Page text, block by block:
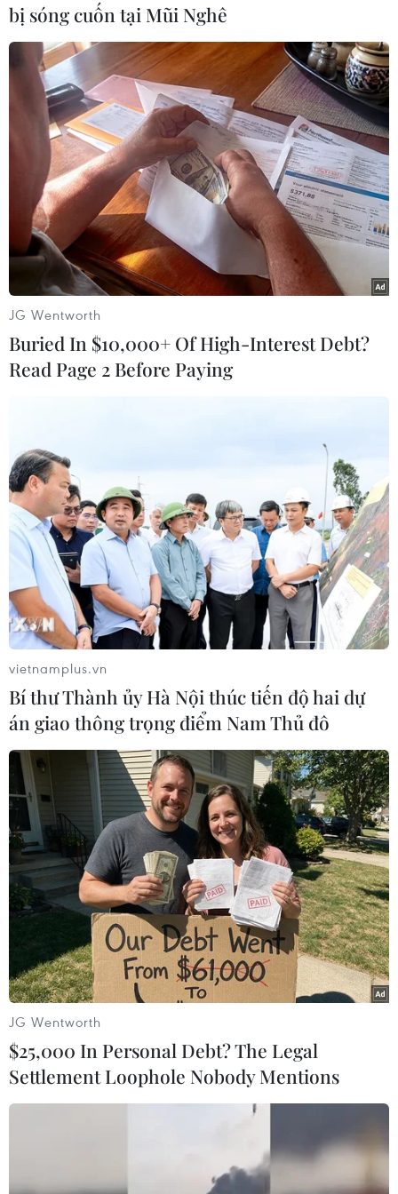
#Barcelona #Arsenal
#Wojciech Szczesny
#Chiêu mộ
TIN CÙNG CHUYÊN MỤC
Chủ sân Azteca lỗ hơn 47 triệu USD vì
World Cup 2026
08/08/2026 06:43
ASEAN Cup 2026 ngày 8/8: Xác định
đối thủ của đội tuyển Việt Nam ở bán
kết
08/08/2026 03:50
Tuyển Việt Nam giành vé vào
bán kết, vì sao ông Kim Sang-sik vẫn
không vui?
08/08/2026 03:37
Ông Kim Sang-sik trăn trở gì về
hàng phòng ngự trước bán kết
ASEAN Cup?
08/08/2026 00:13
châu Á ca ngợi chiến thắng của tuyển
bị sóng cuốn tại Mũi Nghê
JG Wentworth
Buried In $10,000+ Of High-Interest Debt?
Read Page 2 Before Paying
vietnamplus.vn
Bí thư Thành ủy Hà Nội thúc tiến độ hai dự
án giao thông trọng điểm Nam Thủ đô
JG Wentworth
$25,000 In Personal Debt? The Legal
Settlement Loophole Nobody Mentions